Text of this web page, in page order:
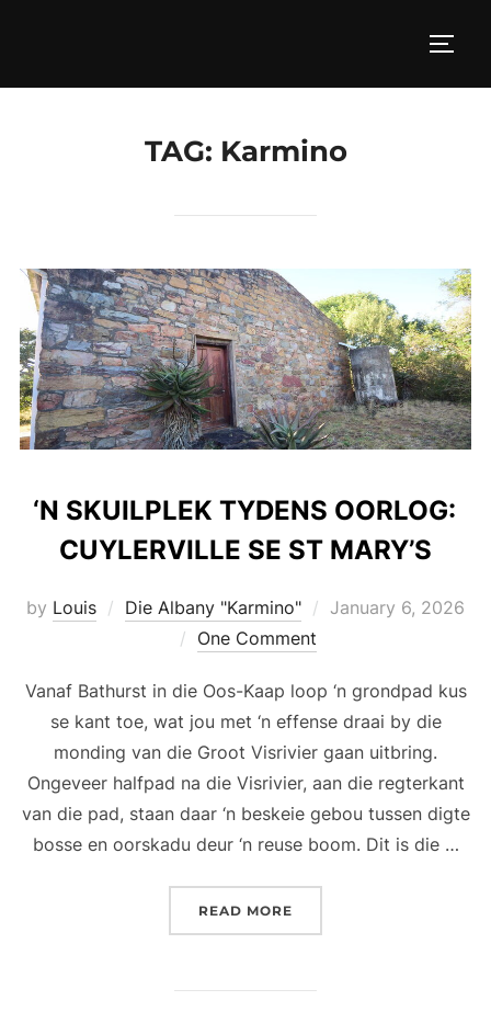
TAG: Karmino
‘N SKUILPLEK TYDENS OORLOG:
CUYLERVILLE SE ST MARY’S
by Louis Die Albany "Karmino"
Posted
January 6, 2026
One Comment
Vanaf Bathurst in die Oos-Kaap loop ‘n grondpad kus
se kant toe, wat jou met ‘n effense draai by die
monding van die Groot Visrivier gaan uitbring.
Ongeveer halfpad na die Visrivier, aan die regterkant
van die pad, staan ​​daar ‘n beskeie gebou tussen digte
bosse en oorskadu deur ‘n reuse boom. Dit is die …
READ MORE